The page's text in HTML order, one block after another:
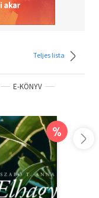
Teljes lista
E-KÖNYV
%